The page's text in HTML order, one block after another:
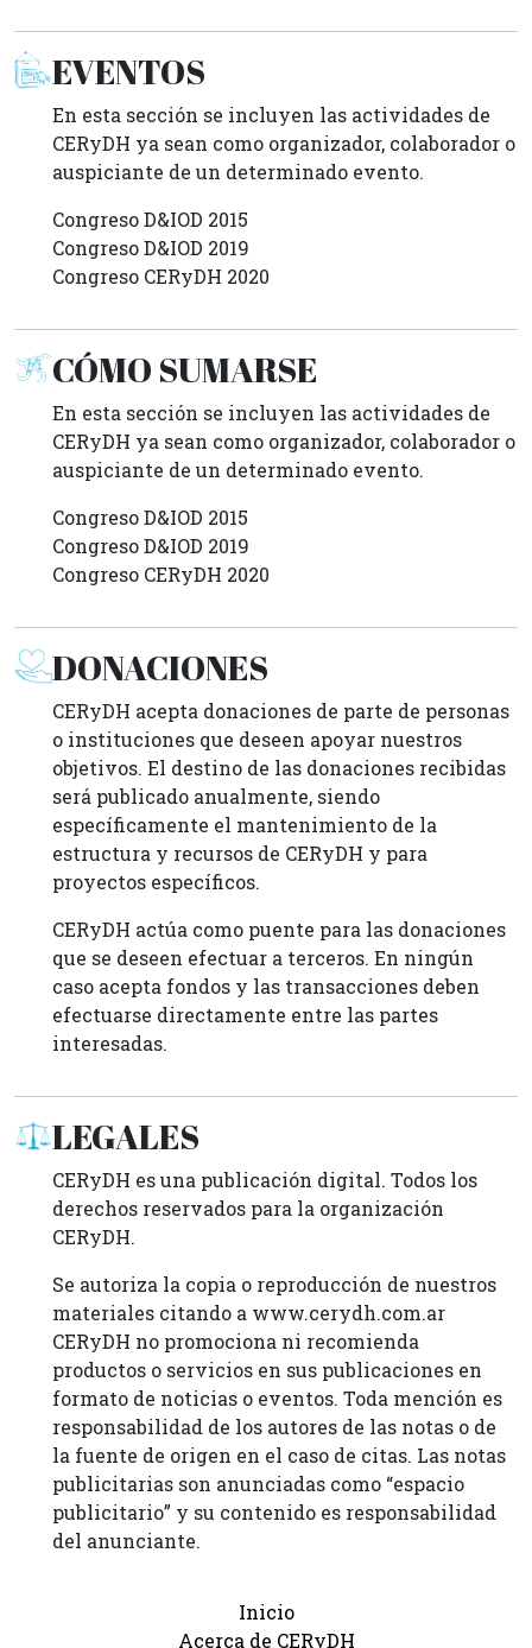
EVENTOS
En esta sección se incluyen las actividades de
CERyDH ya sean como organizador, colaborador o
auspiciante de un determinado evento.
Congreso D&IOD 2015
Congreso D&IOD 2019
Congreso CERyDH 2020
CÓMO SUMARSE
En esta sección se incluyen las actividades de
CERyDH ya sean como organizador, colaborador o
auspiciante de un determinado evento.
Congreso D&IOD 2015
Congreso D&IOD 2019
Congreso CERyDH 2020
DONACIONES
CERyDH acepta donaciones de parte de personas
o instituciones que deseen apoyar nuestros
objetivos. El destino de las donaciones recibidas
será publicado anualmente, siendo
específicamente el mantenimiento de la
estructura y recursos de CERyDH y para
proyectos específicos.
CERyDH actúa como puente para las donaciones
que se deseen efectuar a terceros. En ningún
caso acepta fondos y las transacciones deben
efectuarse directamente entre las partes
interesadas.
LEGALES
CERyDH es una publicación digital. Todos los
derechos reservados para la organización
CERyDH.
Se autoriza la copia o reproducción de nuestros
materiales citando a www.cerydh.com.ar
CERyDH no promociona ni recomienda
productos o servicios en sus publicaciones en
formato de noticias o eventos. Toda mención es
responsabilidad de los autores de las notas o de
la fuente de origen en el caso de citas. Las notas
publicitarias son anunciadas como “espacio
publicitario” y su contenido es responsabilidad
del anunciante.
Inicio
Acerca de CERyDH